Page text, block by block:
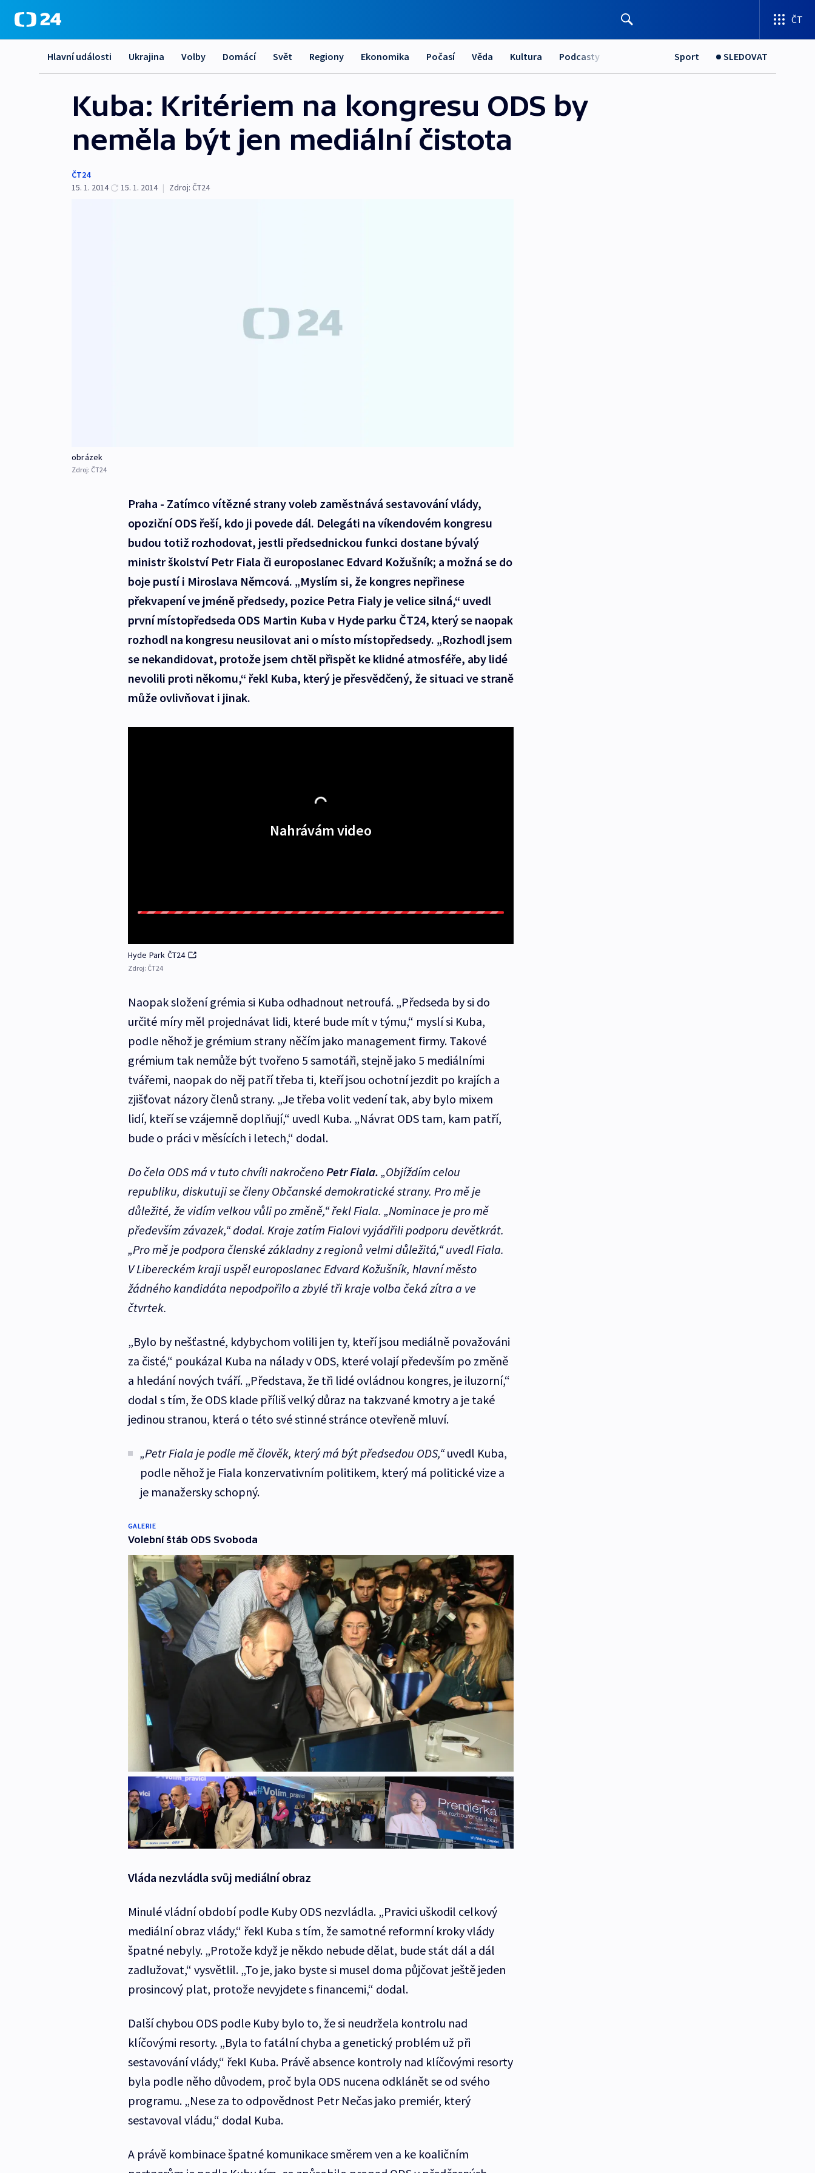
ČT
Hlavní události Ukrajina Volby Domácí Svět Regiony Ekonomika Počasí Věda Kultura Podcasty Sport SLEDOVAT
Kuba: Kritériem na kongresu ODS by
neměla být jen mediální čistota
ČT24
15. 1. 2014
15. 1. 2014 | Zdroj: ČT24
obrázek
Zdroj: ČT24
Praha - Zatímco vítězné strany voleb zaměstnává sestavování vlády,
opoziční ODS řeší, kdo ji povede dál. Delegáti na víkendovém kongresu
budou totiž rozhodovat, jestli předsednickou funkci dostane bývalý
ministr školství Petr Fiala či europoslanec Edvard Kožušník; a možná se do
boje pustí i Miroslava Němcová. „Myslím si, že kongres nepřinese
překvapení ve jméně předsedy, pozice Petra Fialy je velice silná,“ uvedl
první místopředseda ODS Martin Kuba v Hyde parku ČT24, který se naopak
rozhodl na kongresu neusilovat ani o místo místopředsedy. „Rozhodl jsem
se nekandidovat, protože jsem chtěl přispět ke klidné atmosféře, aby lidé
nevolili proti někomu,“ řekl Kuba, který je přesvědčený, že situaci ve straně
může ovlivňovat i jinak.
Nahrávám video
Hyde Park ČT24
Zdroj: ČT24
Naopak složení grémia si Kuba odhadnout netroufá. „Předseda by si do
určité míry měl projednávat lidi, které bude mít v týmu,“ myslí si Kuba,
podle něhož je grémium strany něčím jako management firmy. Takové
grémium tak nemůže být tvořeno 5 samotáři, stejně jako 5 mediálními
tvářemi, naopak do něj patří třeba ti, kteří jsou ochotní jezdit po krajích a
zjišťovat názory členů strany. „Je třeba volit vedení tak, aby bylo mixem
lidí, kteří se vzájemně doplňují,“ uvedl Kuba. „Návrat ODS tam, kam patří,
bude o práci v měsících i letech,“ dodal.
Do čela ODS má v tuto chvíli nakročenoPetr Fiala. „Objíždím celou
republiku, diskutuji se členy Občanské demokratické strany. Pro mě je
důležité, že vidím velkou vůli po změně,“ řekl Fiala. „Nominace je pro mě
především závazek,“ dodal. Kraje zatím Fialovi vyjádřili podporu devětkrát.
„Pro mě je podpora členské základny z regionů velmi důležitá,“ uvedl Fiala.
V Libereckém kraji uspěl europoslanec Edvard Kožušník, hlavní město
žádného kandidáta nepodpořilo a zbylé tři kraje volba čeká zítra a ve
čtvrtek.
„Bylo by nešťastné, kdybychom volili jen ty, kteří jsou mediálně považováni
za čisté,“ poukázal Kuba na nálady v ODS, které volají především po změně
a hledání nových tváří. „Představa, že tři lidé ovládnou kongres, je iluzorní,“
dodal s tím, že ODS klade příliš velký důraz na takzvané kmotry a je také
jedinou stranou, která o této své stinné stránce otevřeně mluví.
„Petr Fiala je podle mě člověk, který má být předsedou ODS,“uvedl Kuba,
podle něhož je Fiala konzervativním politikem, který má politické vize a
je manažersky schopný.
GALERIE
Volební štáb ODS Svoboda
Vláda nezvládla svůj mediální obraz
Minulé vládní období podle Kuby ODS nezvládla. „Pravici uškodil celkový
mediální obraz vlády,“ řekl Kuba s tím, že samotné reformní kroky vlády
špatné nebyly. „Protože když je někdo nebude dělat, bude stát dál a dál
zadlužovat,“ vysvětlil. „To je, jako byste si musel doma půjčovat ještě jeden
prosincový plat, protože nevyjdete s financemi,“ dodal.
Další chybou ODS podle Kuby bylo to, že si neudržela kontrolu nad
klíčovými resorty. „Byla to fatální chyba a genetický problém už při
sestavování vlády,“ řekl Kuba. Právě absence kontroly nad klíčovými resorty
byla podle něho důvodem, proč byla ODS nucena odklánět se od svého
programu. „Nese za to odpovědnost Petr Nečas jako premiér, který
sestavoval vládu,“ dodal Kuba.
A právě kombinace špatné komunikace směrem ven a ke koaličním